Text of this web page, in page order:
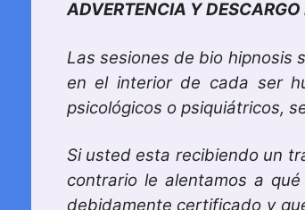
ADVERTENCIA Y
Las sesiones de bio hipnosis
en el interior de cada ser
psicológicos o psiquiátricos,
Si usted esta recibiendo un
contrario le alentamos a
debidamente certificado y